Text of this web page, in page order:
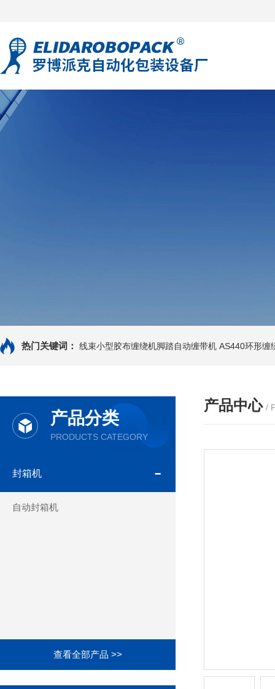
热门关键词： 线束小型胶布缠绕机脚踏自动缠带机 AS440环形缠
产品分类
PRODUCTS CATEGORY
封箱机
自动封箱机
查看全部产品 >>
产品中心 /